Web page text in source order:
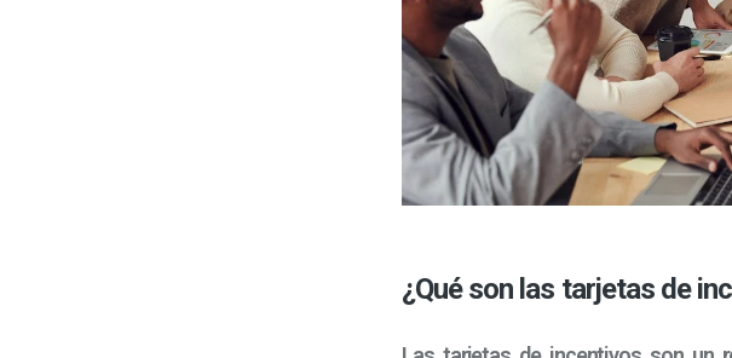
¿Qué son las tarjetas de